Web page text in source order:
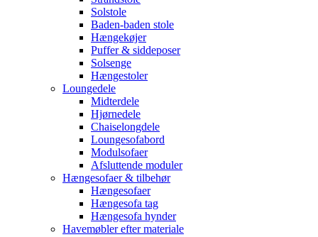
Solstole
Baden-baden stole
Hængekøjer
Puffer & siddeposer
Solsenge
Hængestoler
Loungedele
Midterdele
Hjørnedele
Chaiselongdele
Loungesofabord
Modulsofaer
Afsluttende moduler
Hængesofaer & tilbehør
Hængesofaer
Hængesofa tag
Hængesofa hynder
Havemøbler efter materiale